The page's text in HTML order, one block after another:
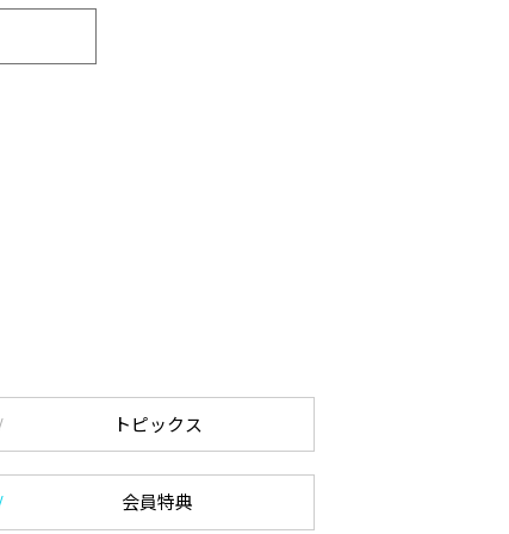
トピックス
会員特典